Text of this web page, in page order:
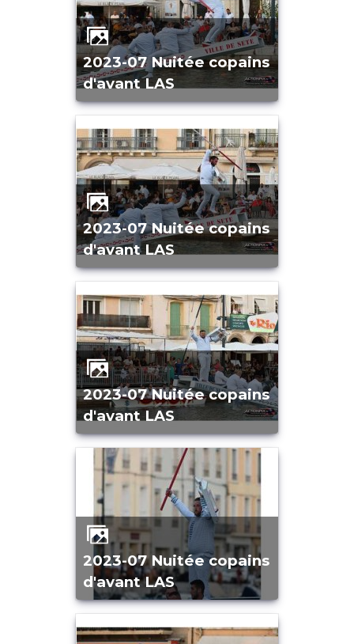
2023-07 Nuitée copains
d'avant LAS
2023-07 Nuitée copains
d'avant LAS
2023-07 Nuitée copains
d'avant LAS
2023-07 Nuitée copains
d'avant LAS